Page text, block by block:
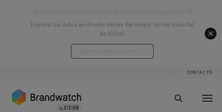
Explora los datos en directo detrás del mayor torneo mundial
de fútbol.
CONTACTO